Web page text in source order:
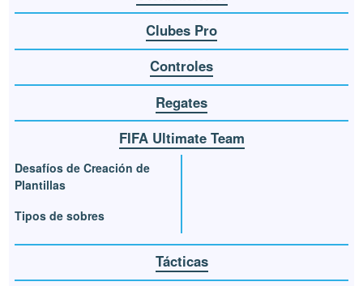
Clubes Pro
Controles
Regates
FIFA Ultimate Team
Desafíos de Creación de
Plantillas
Tipos de sobres
Tácticas